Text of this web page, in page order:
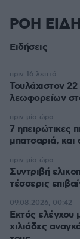
ΡΟΗ
Ειδήσεις
Τουλάχιστον
λεωφορείων
πριν 16 λεπτά
7 ηπειρώτικες
μπατσαριά,
πριν μία ώρα
Συντριβή
τέσσερις
πριν μία ώρα
Εκτός ελέγχου
χιλιάδες
09.08.2026, 00:42